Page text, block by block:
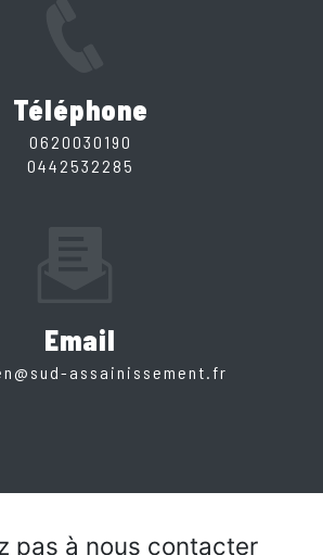
Téléphone
0620030190
0442532285
Email
assainissement.fr
pas à nous contacter